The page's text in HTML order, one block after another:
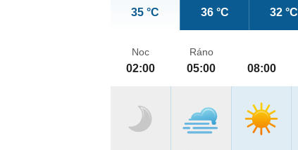
35 °C 36 °C 32 °C
Noc
02:00
Ráno
05:00 08:00